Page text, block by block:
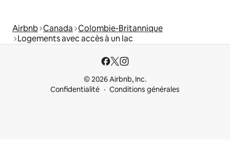
Airbnb Canada Colombie-Britannique
Logements avec accès à un lac
© 2026 Airbnb, Inc.
Confidentialité
Conditions générales